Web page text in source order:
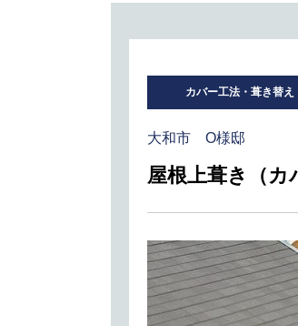
カバー工法・葺き替え
大和市 O様邸
屋根上葺き（カ